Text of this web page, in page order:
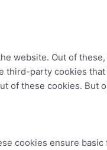
website. Out of
party cookies
these cookies.
cookies ensure